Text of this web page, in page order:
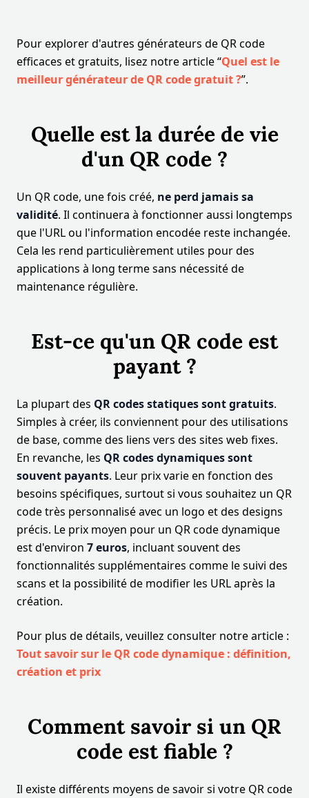
Pour explorer d'autres générateurs de QR code
efficaces et gratuits, lisez notre article “Quel est le
meilleur générateur de QR code gratuit ?”.
Quelle est la durée de vie
d'un QR code ?
Un QR code, une fois créé, ne perd jamais sa
validité. Il continuera à fonctionner aussi longtemps
que l'URL ou l'information encodée reste inchangée.
Cela les rend particulièrement utiles pour des
applications à long terme sans nécessité de
maintenance régulière.
Est-ce qu'un QR code est
payant ?
La plupart des QR codes statiques sont gratuits.
Simples à créer, ils conviennent pour des utilisations
de base, comme des liens vers des sites web fixes.
En revanche, les QR codes dynamiques sont
souvent payants. Leur prix varie en fonction des
besoins spécifiques, surtout si vous souhaitez un QR
code très personnalisé avec un logo et des designs
précis. Le prix moyen pour un QR code dynamique
est d'environ 7 euros, incluant souvent des
fonctionnalités supplémentaires comme le suivi des
scans et la possibilité de modifier les URL après la
création.
Pour plus de détails, veuillez consulter notre article :
Tout savoir sur le QR code dynamique : définition,
création et prix
Comment savoir si un QR
code est fiable ?
Il existe différents moyens de savoir si votre QR code